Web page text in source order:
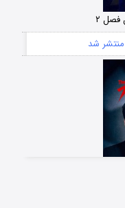
فصل ۲
منتشر شد